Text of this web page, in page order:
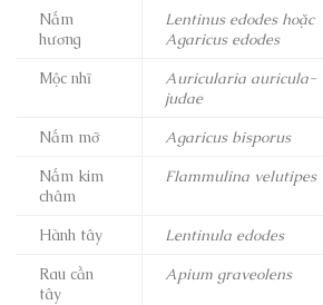
Nấm
hương
Lentinus edodes hoặc
Agaricus edodes
Mộc nhĩ
Auricularia auricula-
judae
Nấm mỡ Agaricus bisporus
Nấm kim
châm
Flammulina velutipes
Hành tây Lentinula edodes
Rau cần
tây
Apium graveolens